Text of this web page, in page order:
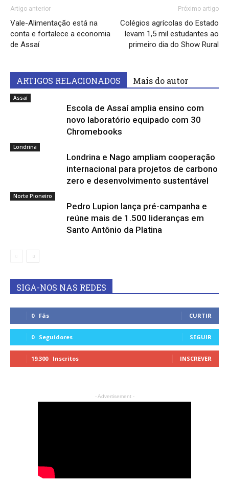
Artigo anterior
Vale-Alimentação está na
conta e fortalece a economia
de Assaí
Próximo artigo
Colégios agrícolas do Estado
levam 1,5 mil estudantes ao
primeiro dia do Show Rural
ARTIGOS RELACIONADOS Mais do autor
Assaí
Escola de Assaí amplia ensino com
novo laboratório equipado com 30
Chromebooks
Londrina
Londrina e Nago ampliam cooperação
internacional para projetos de carbono
zero e desenvolvimento sustentável
Norte Pioneiro
Pedro Lupion lança pré-campanha e
reúne mais de 1.500 lideranças em
Santo Antônio da Platina
SIGA-NOS NAS REDES
0 Fãs CURTIR
0 Seguidores SEGUIR
19,300 Inscritos INSCREVER
- Advertisement -